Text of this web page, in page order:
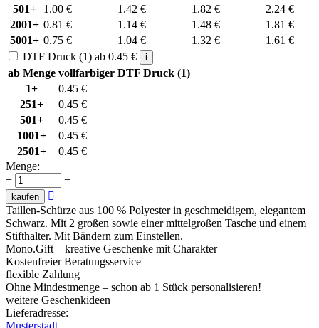
501+
1.00 € 1.42 € 1.82 € 2.24 €
2001+ 0.81 € 1.14 € 1.48 € 1.81 €
5001+ 0.75 € 1.04 € 1.32 € 1.61 €
DTF Druck (1) ab 0.45 € i
ab Menge vollfarbiger DTF Druck (1)
1+
0.45 €
251+
0.45 €
501+
0.45 €
1001+
0.45 €
2501+
0.45 €
Menge:
+
−
kaufen

Taillen-Schürze aus 100 % Polyester in geschmeidigem, elegantem
Schwarz. Mit 2 großen sowie einer mittelgroßen Tasche und einem
Stifthalter. Mit Bändern zum Einstellen.
Mono.Gift – kreative Geschenke mit Charakter
Kostenfreier Beratungsservice
flexible Zahlung
Ohne Mindestmenge – schon ab 1 Stück personalisieren!
weitere Geschenkideen
Lieferadresse:
Musterstadt